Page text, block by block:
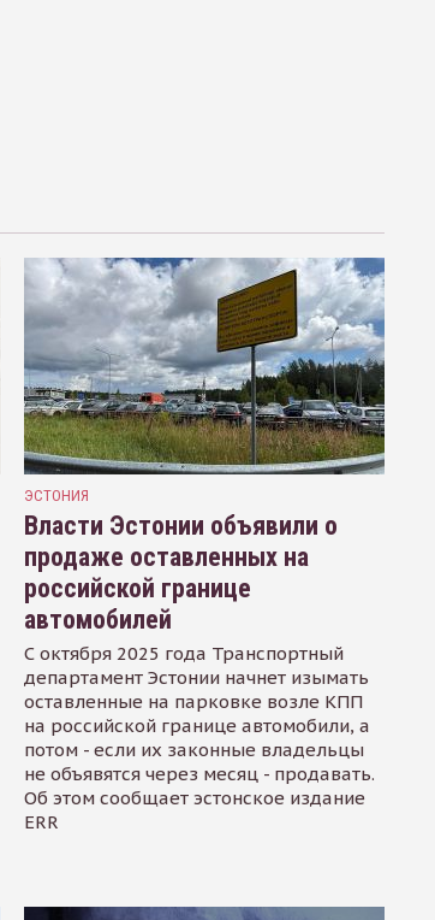
ЭСТОНИЯ
Власти Эстонии объявили о
продаже оставленных на
российской границе
автомобилей
С октября 2025 года Транспортный
департамент Эстонии начнет изымать
оставленные на парковке возле КПП
на российской границе автомобили, а
потом - если их законные владельцы
не объявятся через месяц - продавать.
Об этом сообщает эстонское издание
ERR